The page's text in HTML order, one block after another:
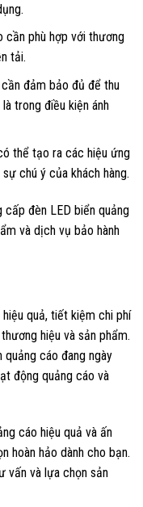
cần phù hợp với thương
tải.
đảm bảo đủ để thu
trong điều kiện ánh
thể tạo ra các hiệu ứng
chú ý của khách hàng.
cấp đèn LED biển quảng
và dịch vụ bảo hành
quả, tiết kiệm chi phí
hiệu và sản phẩm.
cáo đang ngày
động quảng cáo và
cáo hiệu quả và ấn
hoàn hảo dành cho bạn.
vấn và lựa chọn sản